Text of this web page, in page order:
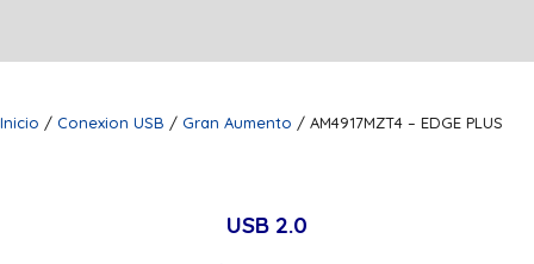
Inicio / Conexion USB / Gran Aumento / AM4917MZT4 – EDGE PLUS
USB 2.0